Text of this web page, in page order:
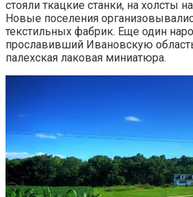
стояли ткацкие станки, на холсты
Новые поселения
текстильных фабрик. Еще один
прославивший Ивановскую
палехская лаковая миниатюра.